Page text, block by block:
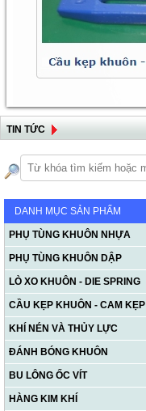
TIN TỨC
DANH MỤC SẢN PHẨM
PHỤ TÙNG KHUÔN NHỰA
PHỤ TÙNG KHUÔN DẬP
LÒ XO KHUÔN - DIE SPRING
CẦU KẸP KHUÔN - CAM KẸP
KHÍ NÉN VÀ THỦY LỰC
ĐÁNH BÓNG KHUÔN
BU LÔNG ỐC VÍT
HÀNG KIM KHÍ